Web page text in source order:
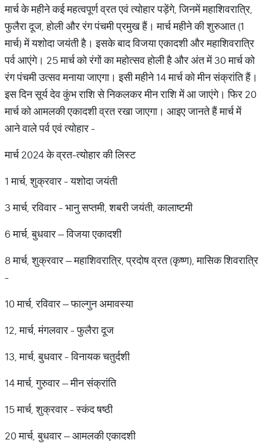
मार्च के महीने कई महत्वपूर्ण व्रत एवं त्योहार पड़ेंगे, जिनमें महाशिवरात्रि,
फुलैरा दूज, होली और रंग पंचमी प्रमुख हैं। मार्च महीने की शुरुआत (1
मार्च) में यशोदा जयंती है। इसके बाद विजया एकादशी और महाशिवरात्रि
पर्व आएंगे। 25 मार्च को रंगों का महोत्सव होली है और अंत में 30 मार्च को
रंग पंचमी उत्सव मनाया जाएगा। इसी महीने 14 मार्च को मीन संक्रांति हैं।
इस दिन सूर्य देव कुंभ राशि से निकलकर मीन राशि में आ जाएंगे। फिर 20
मार्च को आमलकी एकादशी व्रत रखा जाएगा। आइए जानते हैं मार्च में
आने वाले पर्व एवं त्योहार -
मार्च 2024 के व्रत-त्योहार की लिस्ट
1 मार्च, शुक्रवार - यशोदा जयंती
3 मार्च, रविवार - भानु सप्तमी, शबरी जयंती, कालाष्टमी
6 मार्च, बुधवार – विजया एकादशी
8 मार्च, शुक्रवार – महाशिवरात्रि, प्रदोष व्रत (कृष्ण), मासिक शिवरात्रि
-
10 मार्च, रविवार – फाल्गुन अमावस्या
12, मार्च, मंगलवार - फुलैरा दूज
13, मार्च, बुधवार - विनायक चतुर्दशी
14 मार्च, गुरुवार – मीन संक्रांति
15 मार्च, शुक्रवार - स्कंद षष्ठी
20 मार्च, बुधवार – आमलकी एकादशी